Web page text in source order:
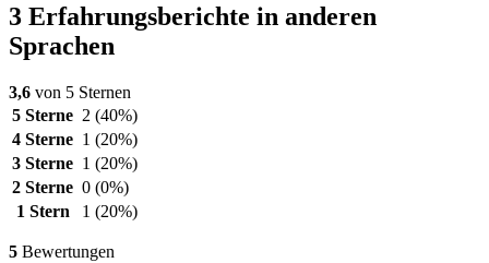
3 Erfahrungsberichte in anderen
Sprachen
3,6 von 5 Sternen
5 Sterne 2 (40%)
4 Sterne 1 (20%)
3 Sterne 1 (20%)
2 Sterne 0 (0%)
1 Stern
1 (20%)
5 Bewertungen